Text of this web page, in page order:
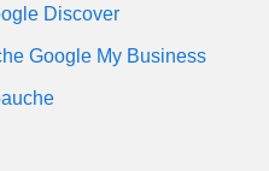
Discover
Google My Business